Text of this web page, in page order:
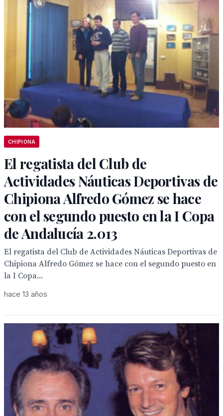
CHIPIONA
El regatista del Club de
Actividades Náuticas Deportivas de
Chipiona Alfredo Gómez se hace
con el segundo puesto en la I Copa
de Andalucía 2.013
El regatista del Club de Actividades Náuticas Deportivas de
Chipiona Alfredo Gómez se hace con el segundo puesto en
la I Copa...
hace 13 años